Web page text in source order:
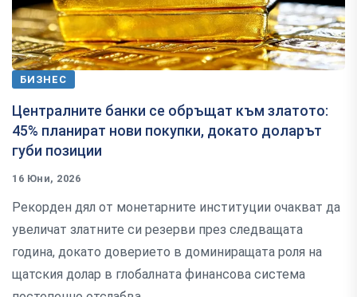
БИЗНЕС
Централните банки се обръщат към златото:
45% планират нови покупки, докато доларът
губи позиции
16 Юни, 2026
Рекорден дял от монетарните институции очакват да
увеличат златните си резерви през следващата
година, докато доверието в доминиращата роля на
щатския долар в глобалната финансова система